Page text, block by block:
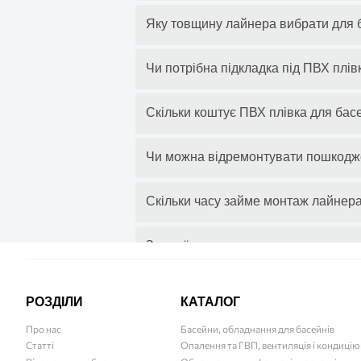
Яку товщину лайнера вибрати для
Чи потрібна підкладка під ПВХ
Скільки коштує ПВХ плівка для
Чи можна відремонтувати
Скільки часу займе монтаж
За якої температури можна
Як доглядати за лайнером в
РОЗДІЛИ
Про нас
Статті
КАТАЛОГ
Басейни, обладнання для басейнів
Опалення та ГВП, вентиляція і